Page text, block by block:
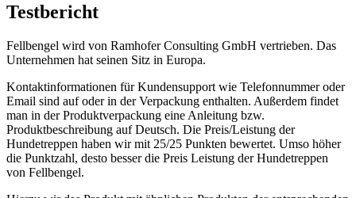
Testbericht
Fellbengel wird von Ramhofer Consulting GmbH vertrieben. Das
Unternehmen hat seinen Sitz in Europa.
Kontaktinformationen für Kundensupport wie Telefonnummer oder
Email sind auf oder in der Verpackung enthalten. Außerdem findet
man in der Produktverpackung eine Anleitung bzw.
Produktbeschreibung auf Deutsch. Die Preis/Leistung der
Hundetreppen haben wir mit 25/25 Punkten bewertet. Umso höher
die Punktzahl, desto besser die Preis Leistung der Hundetreppen
von Fellbengel.